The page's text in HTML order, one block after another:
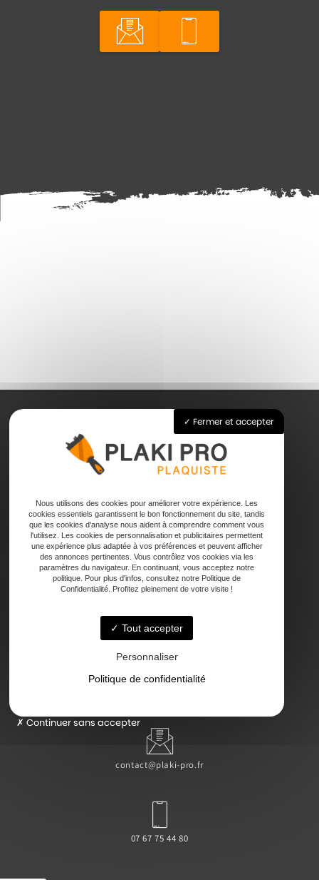
Accueil
Pose de plaque de plâtre
Faux plafond
Contact
47000 Agen
contact@plaki-pro.fr
07 67 75 44 80
Fermer et accepter
Nous utilisons des cookies pour améliorer votre expérience. Les
cookies essentiels garantissent le bon fonctionnement du site, tandis
que les cookies d'analyse nous aident à comprendre comment vous
l'utilisez. Les cookies de personnalisation et publicitaires permettent
une expérience plus adaptée à vos préférences et peuvent afficher
des annonces pertinentes. Vous contrôlez vos cookies via les
paramètres du navigateur. En continuant, vous acceptez notre
politique. Pour plus d'infos, consultez notre Politique de
Confidentialité. Profitez pleinement de votre visite !
Tout accepter
Personnaliser
Politique de confidentialité
Continuer sans accepter